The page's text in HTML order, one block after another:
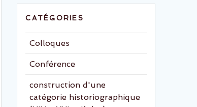
CATÉGORIES
Colloques
Conférence
construction d'une
catégorie historiographique